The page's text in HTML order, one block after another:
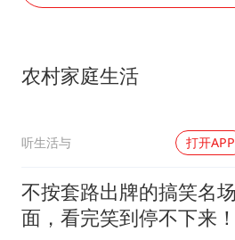
五粮液渠
奋进开新
农村家庭生活
听生活与 打开APP
不按套路出牌的搞笑名场
面，看完笑到停不下来！